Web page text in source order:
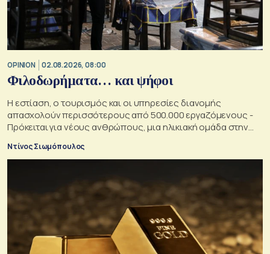
OPINION 02.08.2026, 08:00
Φιλοδωρήματα… και ψήφοι
Η εστίαση, ο τουρισμός και οι υπηρεσίες διανομής
απασχολούν περισσότερους από 500.000 εργαζόμενους -
Πρόκειται για νέους ανθρώπους, μια ηλικιακή ομάδα στην
οποία κάθε κυβέρνηση θα ήθελε να αυξήσει την επιρροή της
Ντίνος Σιωμόπουλος